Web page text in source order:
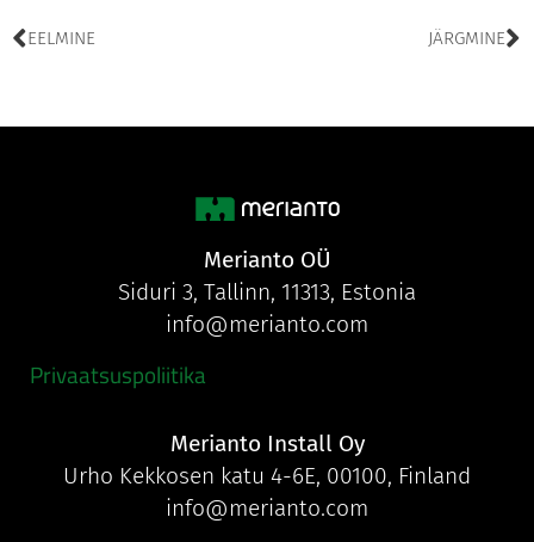
EELMINE JÄRGMINE
Merianto OÜ
Siduri 3, Tallinn, 11313, Estonia
info@merianto.com
Privaatsuspoliitika
Merianto Install Oy
Urho Kekkosen katu 4-6E, 00100, Finland
info@merianto.com